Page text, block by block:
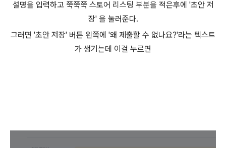
설명을 입력하고 쭉쭉쭉 스토어 리스팅 부분을 적은후에 '초안 저
장' 을 눌러준다.
그러면 '초안 저장' 버튼 왼쪽에 '왜 제출할 수 없나요?'라는 텍스트
가 생기는데 이걸 누르면